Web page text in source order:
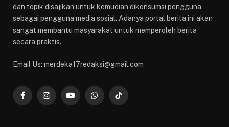
dan topik disajikan untuk kemudian dikonsumsi pengguna
sebagai pengguna media sosial. Adanya portal berita ini akan
sangat membantu masyarakat untuk memperoleh berita
secara praktis.
Email Us: merdeka17redaksi@gmail.com
FacebookInstagramYouTubeWhatsAppTikTok